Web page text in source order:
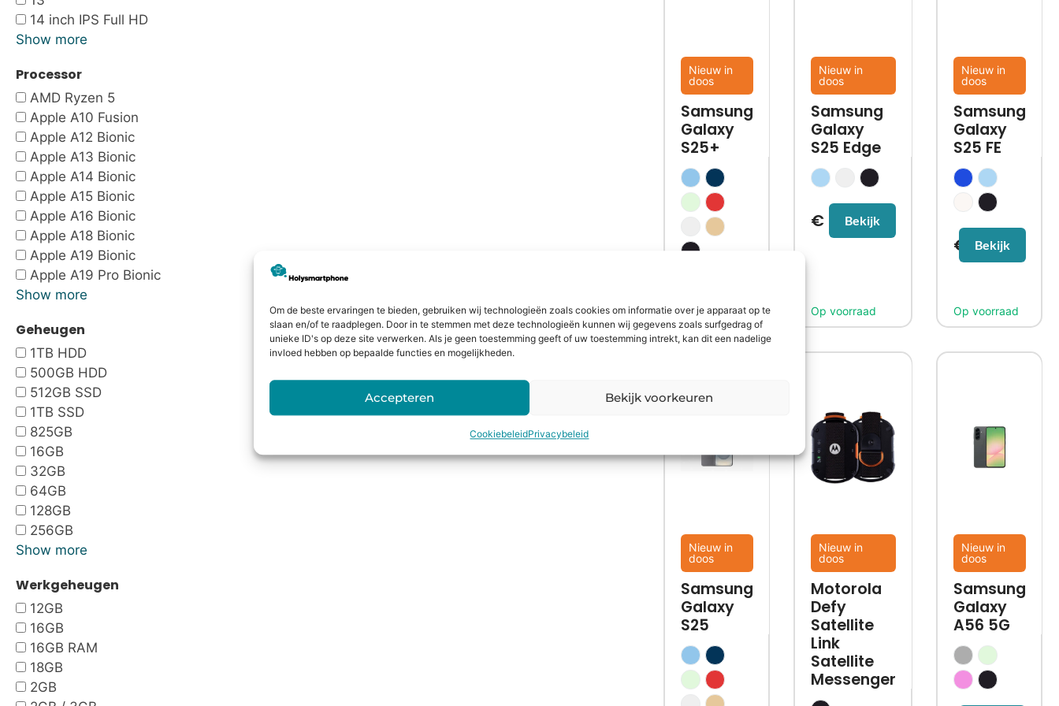
Om de beste ervaringen te bieden, gebruiken wij technologieën zoals cookies om informatie over je apparaat op te
slaan en/of te raadplegen. Door in te stemmen met deze technologieën kunnen wij gegevens zoals surfgedrag of
unieke ID's op deze site verwerken. Als je geen toestemming geeft of uw toestemming intrekt, kan dit een nadelige
invloed hebben op bepaalde functies en mogelijkheden.
Accepteren Bekijk voorkeuren
CookiebeleidPrivacybeleid
14 inch IPS Full HD
Show more
Processor
AMD Ryzen 5
Apple A10 Fusion
Apple A12 Bionic
Apple A13 Bionic
Apple A14 Bionic
Apple A15 Bionic
Apple A16 Bionic
Apple A18 Bionic
Apple A19 Bionic
Apple A19 Pro Bionic
Show more
Geheugen
1TB HDD
500GB HDD
512GB SSD
1TB SSD
825GB
16GB
32GB
64GB
128GB
256GB
Show more
Werkgeheugen
12GB
16GB
16GB RAM
18GB
2GB
Nieuw in
doos
Samsung
Galaxy
S25+
Nieuw in
doos
Samsung
Galaxy
S25 Edge
€547,99
Bekijk
Nieuw in
doos
Samsung
Galaxy
S25 FE
€ 519,99
Bekijk
Nieuw in
doos
Samsung
Galaxy
S25
Nieuw in
doos
Motorola
Defy
Satellite
Link
Satellite
Messenger
Nieuw in
doos
Samsung
Galaxy
A56 5G